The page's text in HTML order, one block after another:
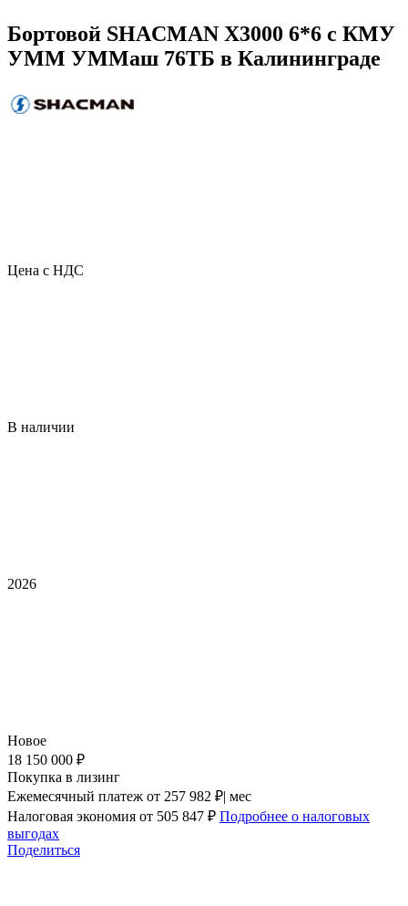
Бортовой SHACMAN X3000 6*6 с КМУ
УММ УММаш 76ТБ в Калининграде
Цена с НДС
В наличии
2026
Новое
18 150 000 ₽
Покупка в лизинг
Ежемесячный платеж от 257 982 ₽| мес
Налоговая экономия от 505 847 ₽ Подробнее о налоговых
выгодах
Поделиться